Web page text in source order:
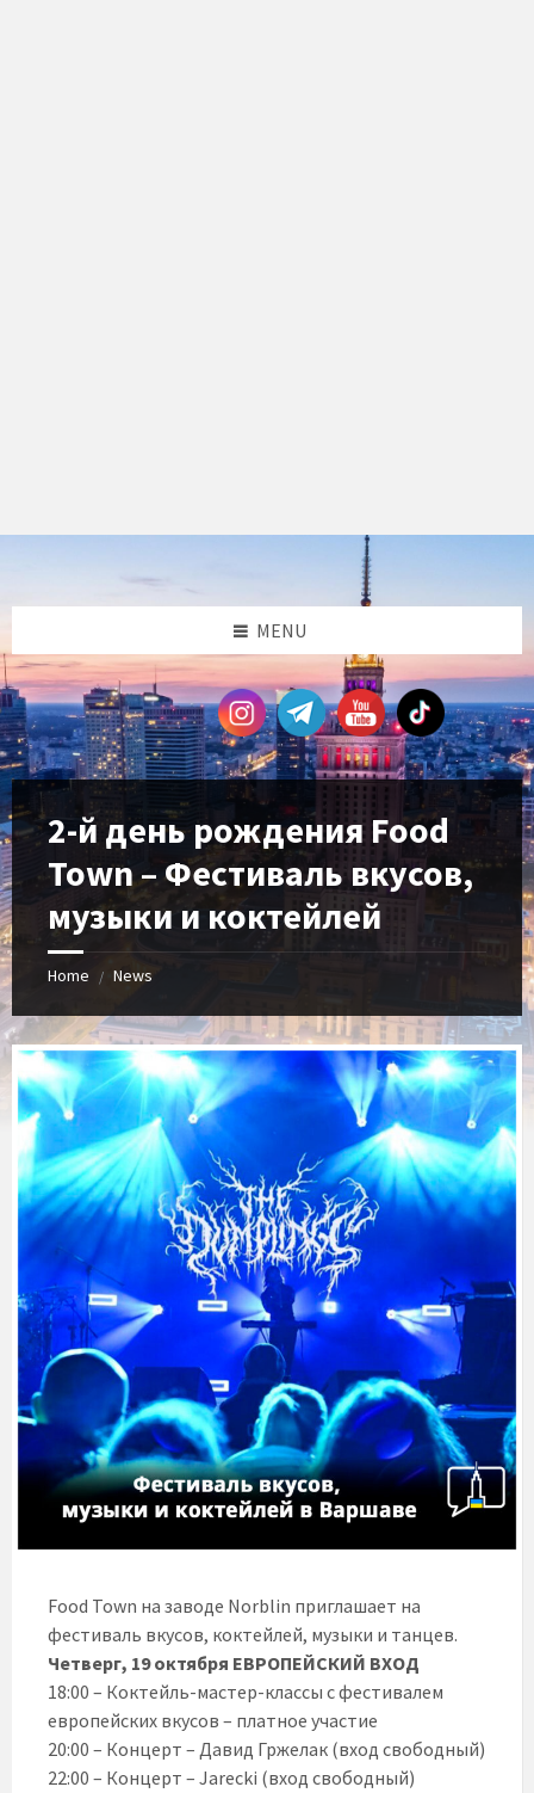
sidebar
sidebar
MENU
2-й день рождения Food
Town – Фестиваль вкусов,
музыки и коктейлей
Home / News
Food Town на заводе Norblin приглашает на
фестиваль вкусов, коктейлей, музыки и танцев.
Четверг, 19 октября ЕВРОПЕЙСКИЙ ВХОД
18:00 – Коктейль-мастер-классы с фестивалем
европейских вкусов – платное участие
20:00 – Концерт – Давид Гржелак (вход свободный)
22:00 – Концерт – Jarecki (вход свободный)